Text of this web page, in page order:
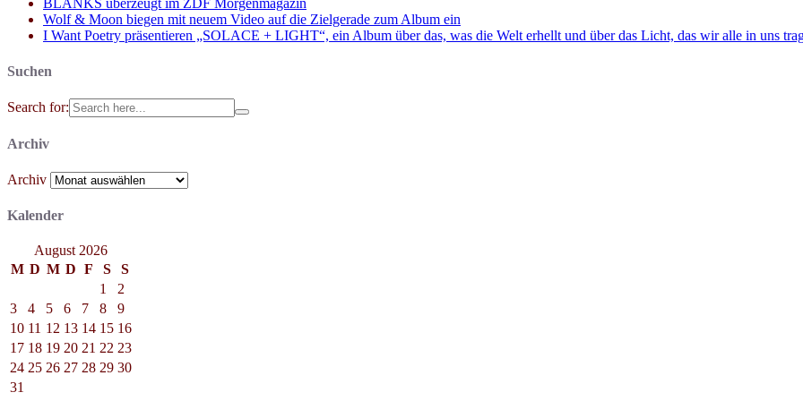
BLANKS überzeugt im ZDF Morgenmagazin
Wolf & Moon biegen mit neuem Video auf die Zielgerade zum Album ein
I Want Poetry präsentieren „SOLACE + LIGHT“, ein Album über das, was die Welt erhellt und über das Licht, das wir alle in uns
Suchen
Search for:
Archiv
Archiv
Kalender
August 2026
M D M D F S
S
1
2
3
4 5 6 7 8
9
10 11 12 13 14 15 16
17 18 19 20 21 22 23
24 25 26 27 28 29 30
31